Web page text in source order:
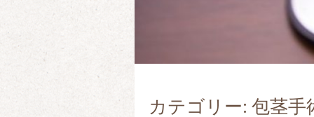
カテゴリー: 包茎手